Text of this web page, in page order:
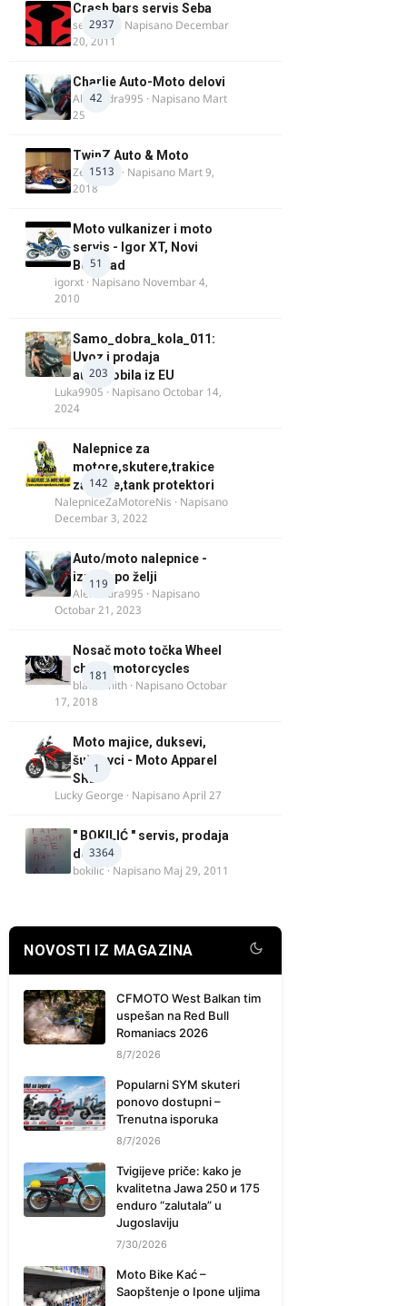
2937
Crash bars servis Seba
seba011 · Napisano Decembar
20, 2011
42
Charlie Auto-Moto delovi
Alexandra995 · Napisano Mart
25
1513
TwinZ Auto & Moto
Zeljkamp · Napisano Mart 9,
2018
51
Moto vulkanizer i moto
servis - Igor XT, Novi
Beograd
igorxt · Napisano Novembar 4,
2010
203
Samo_dobra_kola_011:
Uvoz i prodaja
automobila iz EU
Luka9905 · NapisanoOctobar 14,
2024
142
Nalepnice za
motore,skutere,trakice
za felne,tank protektori
NalepniceZaMotoreNis · Napisano
Decembar 3, 2022
119
Auto/moto nalepnice -
izrada po želji
Alexandra995 · Napisano
Octobar 21, 2023
181
Nosač moto točka Wheel
chock motorcycles
blacksmith · NapisanoOctobar
17, 2018
1
Moto majice, duksevi,
šuškavci - Moto Apparel
SRB
Lucky George · NapisanoApril 27
3364
" BOKILIĆ " servis, prodaja
delova
bokilic · Napisano Maj 29, 2011
NOVOSTI IZ MAGAZINA
CFMOTO West Balkan tim
uspešan na Red Bull
Romaniacs 2026
8/7/2026
Popularni SYM skuteri
ponovo dostupni –
Trenutna isporuka
8/7/2026
Tvigijeve priče: kako je
kvalitetna Jawa 250 и 175
enduro “zalutala” u
Jugoslaviju
7/30/2026
Moto Bike Kać –
Saopštenje o Ipone uljima